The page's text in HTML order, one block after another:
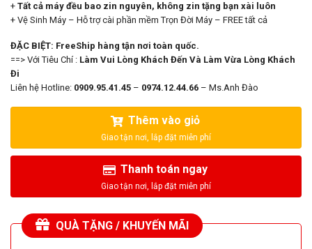
+ Tất cả máy đều bao zin nguyên, không zin tặng bạn xài luôn
+ Vệ Sinh Máy – Hỗ trợ cài phần mềm Trọn Đời Máy – FREE tất cả
ĐẶC BIỆT: FreeShip hàng tận nơi toàn quốc.
==> Với Tiêu Chí : Làm Vui Lòng Khách Đến Và Làm Vừa Lòng Khách
Đi
Liên hệ Hotline: 0909.95.41.45 – 0974.12.44.66 – Ms.Anh Đào
Thêm vào giỏ
Thanh toán ngay
QUÀ TẶNG / KHUYẾN MÃI